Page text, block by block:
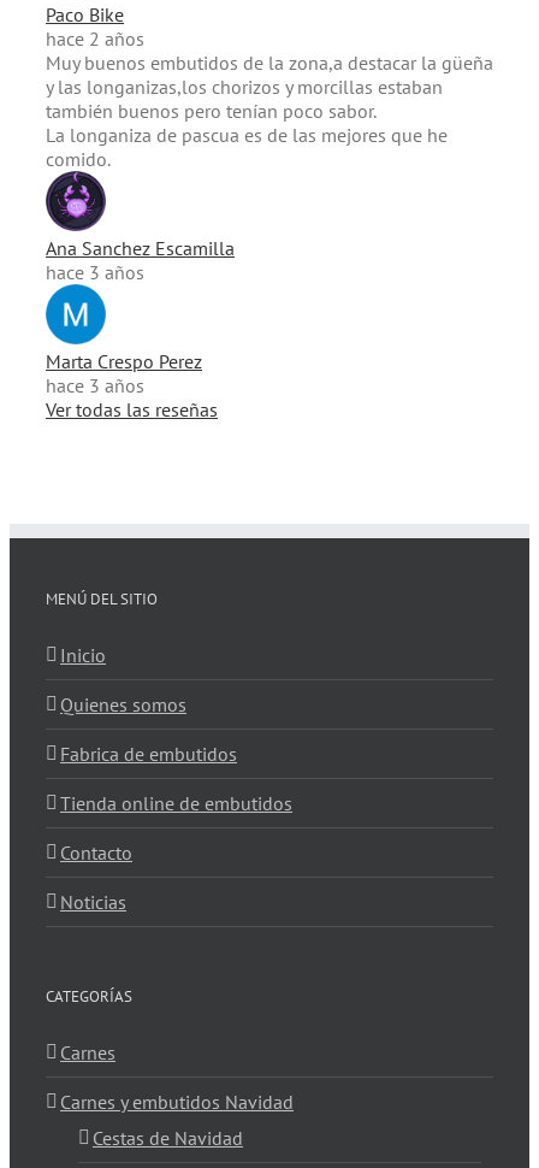
Paco Bike
hace 2 años
Muy buenos embutidos de la zona,a destacar la güeña
y las longanizas,los chorizos y morcillas estaban
también buenos pero tenían poco sabor.
La longaniza de pascua es de las mejores que he
comido.
Ana Sanchez Escamilla
hace 3 años
Marta Crespo Perez
hace 3 años
Ver todas las reseñas
MENÚ DEL SITIO
Inicio
Quienes somos
Fabrica de embutidos
Tienda online de embutidos
Contacto
Noticias
CATEGORÍAS
Carnes
Carnes y embutidos Navidad
Cestas de Navidad